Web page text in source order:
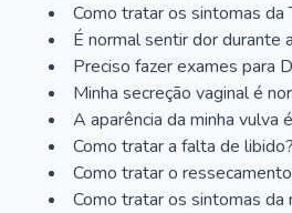
Como tratar os sintomas da
É normal sentir dor durante
Preciso fazer exames para
Minha secreção vaginal é
A aparência da minha vulva
Como tratar a falta de libido?
Como tratar o
Como tratar os sintomas da